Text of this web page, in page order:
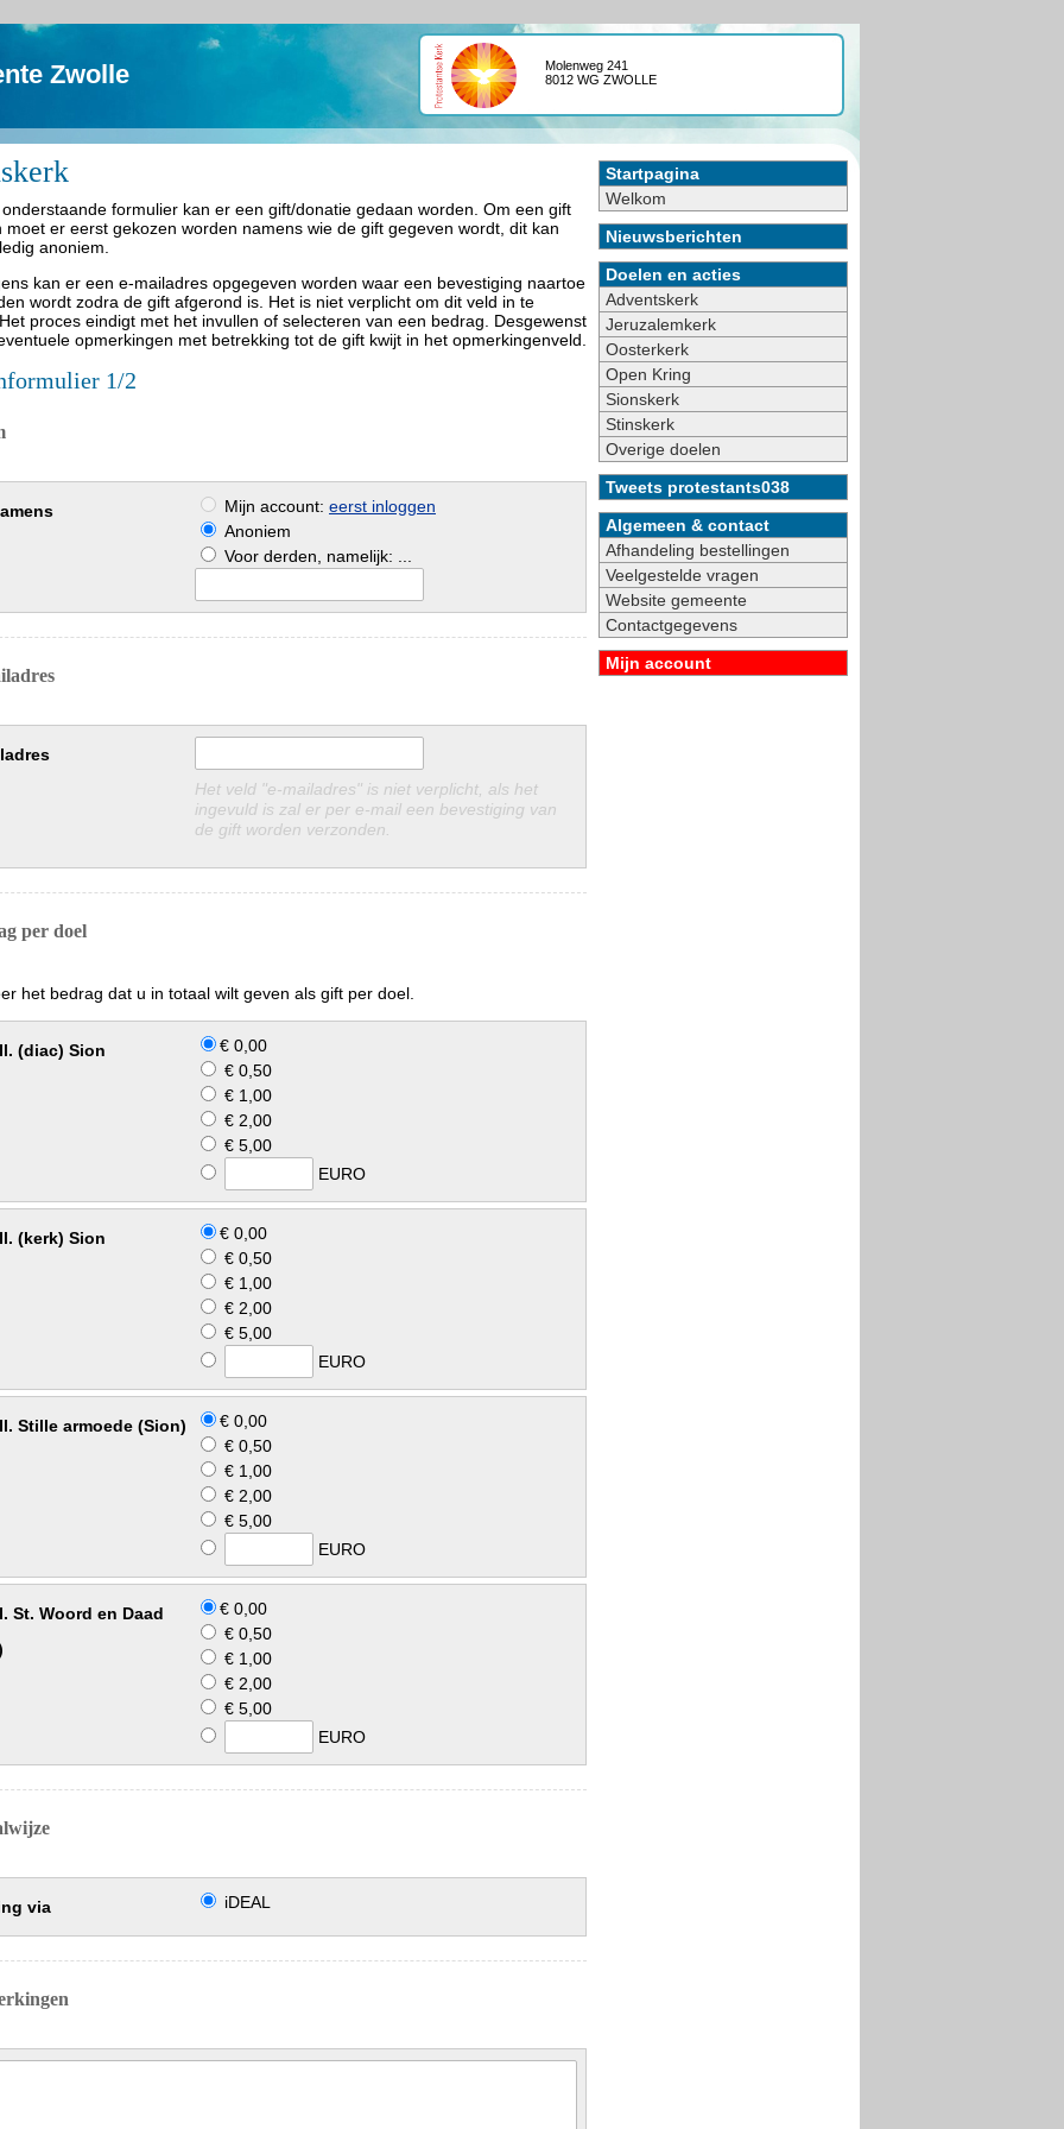
Zwolle
Molenweg 241
8012 WG ZWOLLE
formulier kan er een gift/donatie gedaan worden. Om een gift
moet er eerst gekozen worden namens wie de gift gegeven wordt, dit kan
anoniem.
kan er een e-mailadres opgegeven worden waar een bevestiging naartoe
wordt zodra de gift afgerond is. Het is niet verplicht om dit veld in te
proces eindigt met het invullen of selecteren van een bedrag. Desgewenst
opmerkingen met betrekking tot de gift kwijt in het opmerkingenveld.
1/2
Mijn account: eerst inloggen
Anoniem
Voor derden, namelijk: ...
Het veld "e-mailadres" is niet verplicht, als het
ingevuld is zal er per e-mail een bevestiging van
de gift worden verzonden.
per doel
het bedrag dat u in totaal wilt geven als gift per doel.
1e coll. (diac) Sion
€ 0,00
€ 0,50
€ 1,00
€ 2,00
€ 5,00
EURO
(kerk) Sion
€ 0,00
€ 0,50
€ 1,00
€ 2,00
€ 5,00
EURO
Stille armoede (Sion)
€ 0,00
€ 0,50
€ 1,00
€ 2,00
€ 5,00
EURO
St. Woord en Daad
€ 0,00
€ 0,50
€ 1,00
€ 2,00
€ 5,00
EURO
via iDEAL
Startpagina
Welkom
Nieuwsberichten
Doelen en acties
Adventskerk
Jeruzalemkerk
Oosterkerk
Open Kring
Sionskerk
Stinskerk
Overige doelen
Tweets protestants038
Algemeen & contact
Afhandeling bestellingen
Veelgestelde vragen
Website gemeente
Contactgegevens
Mijn account